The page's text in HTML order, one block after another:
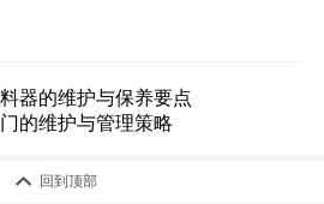
器的维护与保养要点
的维护与管理策略
 回到顶部